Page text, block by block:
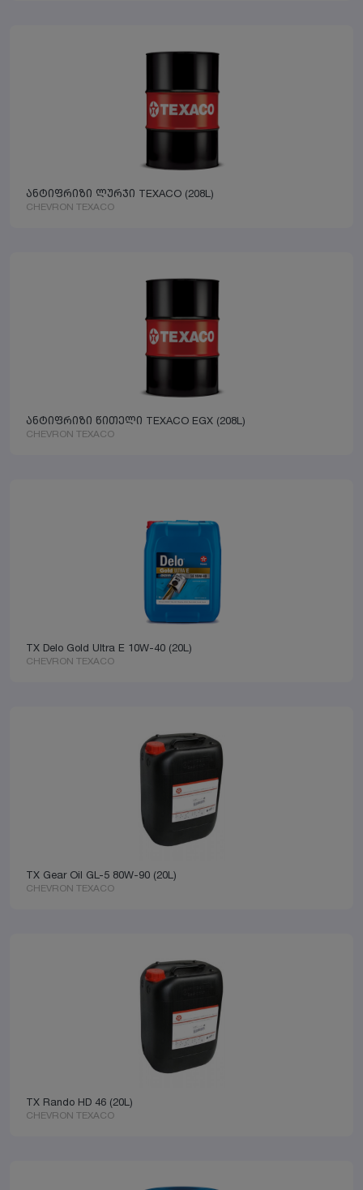
ანტიფრიზი ლურჯი TEXACO (208L)
CHEVRON TEXACO
ანტიფრიზი წითელი TEXACO EGX (208L)
CHEVRON TEXACO
TX Delo Gold Ultra E 10W-40 (20L)
CHEVRON TEXACO
TX Gear Oil GL-5 80W-90 (20L)
CHEVRON TEXACO
TX Rando HD 46 (20L)
CHEVRON TEXACO